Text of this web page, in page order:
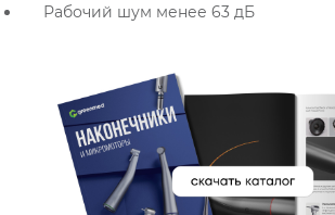
Рабочий шум менее 63 дБ